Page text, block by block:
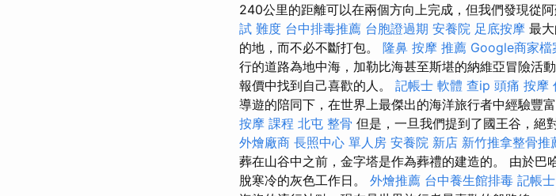
240公里的距離可以在兩個方向上完成，但我們發現從
試 難度 台中排毒推薦 台胞證過期 安養院 足底按摩 最
的地，而不必不斷打包。 隆鼻 按摩 推薦 Google商家檔
行的道路為地中海，加勒比海甚至斯堪的納維亞冒險活
報價中找到自己喜歡的人。 記帳士 軟體 查ip 頭痛 按摩
導遊的陪同下，在世界上最傑出的海洋旅行者中經驗豐
按摩 課程 北屯 整骨 但是，一旦我們提到了國王谷，絕
外燴廠商 長照中心 單人房 安養院 新店 新竹推拿整骨推
葬在山谷中之前，金字塔是作為葬禮的建造的。 由於
脫寒冷的灰色工作日。 外燴推薦 台中養生館排毒 記帳